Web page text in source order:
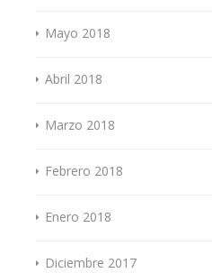
Mayo 2018
Abril 2018
Marzo 2018
Febrero 2018
Enero 2018
Diciembre 2017